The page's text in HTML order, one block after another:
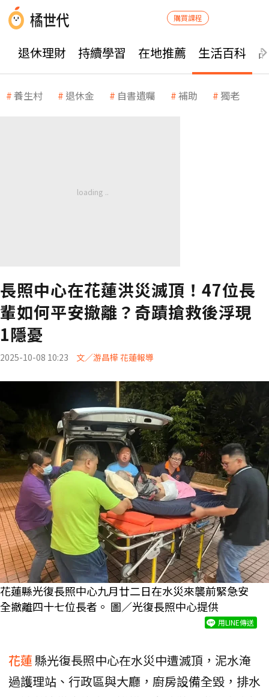
購買課程
退休理財 持續學習 在地推薦 生活百科
養生村 退休金 自書遺囑 補助 獨老
長照中心在花蓮洪災滅頂！47位長
輩如何平安撤離？奇蹟搶救後浮現
1隱憂
2025-10-08 10:23 文／游昌樺 花蓮報導
花蓮縣光復長照中心九月廿二日在水災來襲前緊急安
全撤離四十七位長者。 圖／光復長照中心提供
用LINE傳送
花蓮縣光復長照中心在水災中遭滅頂，泥水淹
過護理站、行政區與大廳，廚房設備全毀，排水